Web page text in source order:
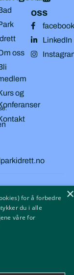
oss
og
oss
facebook
LinkedIn
×
for å forbedre
du i alle
våre for